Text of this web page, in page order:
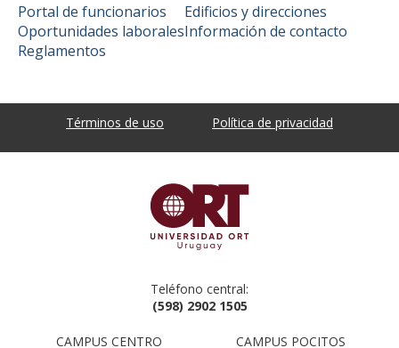
Portal de funcionarios
Oportunidades laborales
Reglamentos
Edificios y direcciones
Información de contacto
Términos de uso Política de privacidad
Teléfono central:
(598) 2902 1505
CAMPUS CENTRO CAMPUS POCITOS